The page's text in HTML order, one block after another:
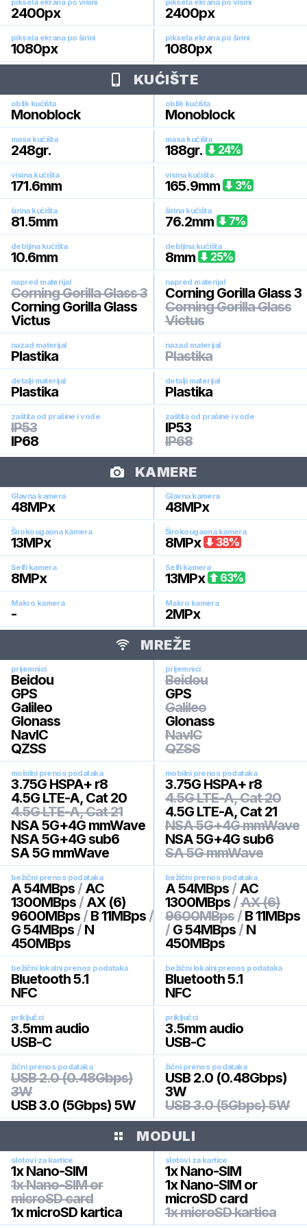
piksela ekrana po visini
2400px
piksela ekrana po visini
2400px
piksela ekrana po širini
1080px
piksela ekrana po širini
1080px
KUĆIŠTE
oblik kućišta
Monoblock
oblik kućišta
Monoblock
masa kućišta
248gr.
masa kućišta
188gr. 24%
visina kućišta
171.6mm
visina kućišta
165.9mm 3%
širina kućišta
81.5mm
širina kućišta
76.2mm 7%
debljina kućišta
10.6mm
debljina kućišta
8mm 25%
napred materijal
Corning Gorilla Glass 3
Corning Gorilla Glass
Victus
napred materijal
Corning Gorilla Glass 3
Corning Gorilla Glass
Victus
nazad materijal
Plastika
nazad materijal
Plastika
detalji materijal
Plastika
detalji materijal
Plastika
zaštita od prašine i vode
IP53
IP68
zaštita od prašine i vode
IP53
IP68
KAMERE
Glavna kamera
48MPx
Glavna kamera
48MPx
Širokougaona kamera
13MPx
Širokougaona kamera
8MPx 38%
Selfi kamera
8MPx
Selfi kamera
13MPx 63%
Makro kamera
-
Makro kamera
2MPx
MREŽE
prijemnici
Beidou
GPS
Galileo
Glonass
NavIC
QZSS
prijemnici
Beidou
GPS
Galileo
Glonass
NavIC
QZSS
mobilni prenos podataka
3.75G HSPA+ r8
4.5G LTE-A, Cat 20
4.5G LTE-A, Cat 21
NSA 5G+4G mmWave
NSA 5G+4G sub6
SA 5G mmWave
mobilni prenos podataka
3.75G HSPA+ r8
4.5G LTE-A, Cat 20
4.5G LTE-A, Cat 21
NSA 5G+4G mmWave
NSA 5G+4G sub6
SA 5G mmWave
bežični prenos podataka
A 54MBps / AC
1300MBps / AX (6)
9600MBps / B 11MBps /
G 54MBps / N
450MBps
bežični prenos podataka
A 54MBps / AC
1300MBps /AX (6)
9600MBps / B 11MBps
/ G 54MBps / N
450MBps
bežični lokalni prenos podataka
Bluetooth 5.1
NFC
bežični lokalni prenos podataka
Bluetooth 5.1
NFC
priključci
3.5mm audio
USB-C
priključci
3.5mm audio
USB-C
žični prenos podataka
USB 2.0 (0.48Gbps)
3W
USB 3.0 (5Gbps) 5W
žični prenos podataka
USB 2.0 (0.48Gbps)
3W
USB 3.0 (5Gbps) 5W
MODULI
slotovi za kartice
1x Nano-SIM
1x Nano-SIM or
microSD card
1x microSD kartica
slotovi za kartice
1x Nano-SIM
1x Nano-SIM or
microSD card
1x microSD kartica